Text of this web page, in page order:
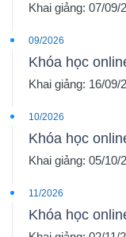
Khai giảng: 07/09/
09/2026
Khóa học
Khai giảng: 16/09/
10/2026
Khóa học
Khai giảng: 05/10/
11/2026
Khóa học